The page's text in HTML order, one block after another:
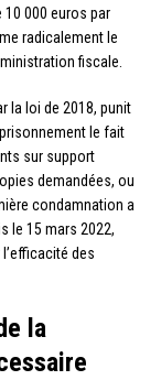
10 000 euros par
radicalement le
fiscale.
la loi de 2018, punit
le fait
sur support
demandées, ou
condamnation a
le 15 mars 2022,
des
la